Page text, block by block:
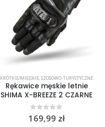
KRÓTKIE/MIEJSKIE,SZOSOWO-TURYSTYCZNE
Rękawice męskie letnie
SHIMA X-BREEZE 2 CZARNE
0out of 5
169,99 zł